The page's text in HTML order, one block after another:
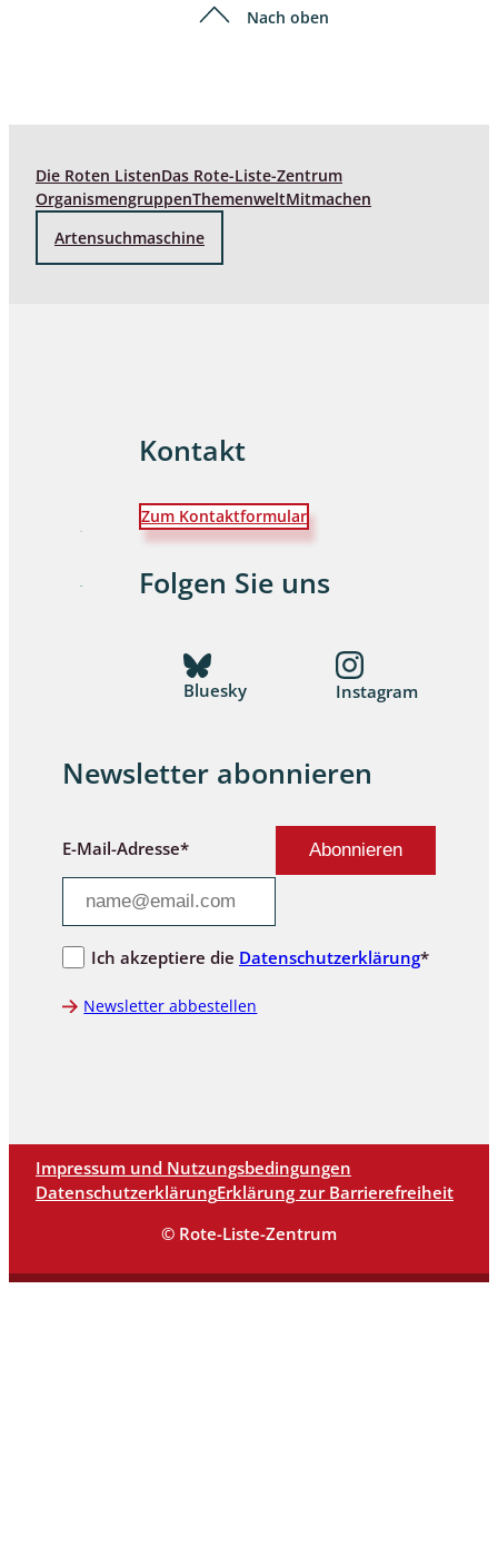
Nach oben
Die Roten ListenDas Rote-Liste-Zentrum
OrganismengruppenThemenweltMitmachen
Artensuchmaschine
Kontakt
Zum Kontaktformular
Folgen Sie uns
Bluesky Instagram
Newsletter abonnieren
E-Mail-Adresse*
Ich akzeptiere die Datenschutzerklärung*
Newsletter abbestellen
Impressum und Nutzungsbedingungen
DatenschutzerklärungErklärung zur Barrierefreiheit
© Rote-Liste-Zentrum